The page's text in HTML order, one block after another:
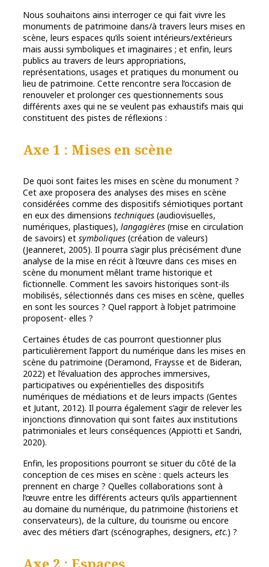
Nous souhaitons ainsi interroger ce qui fait vivre les
monuments de patrimoine dans/à travers leurs mises en
scène, leurs espaces qu’ils soient intérieurs/extérieurs
mais aussi symboliques et imaginaires ; et enfin, leurs
publics au travers de leurs appropriations,
représentations, usages et pratiques du monument ou
lieu de patrimoine. Cette rencontre sera l’occasion de
renouveler et prolonger ces questionnements sous
différents axes qui ne se veulent pas exhaustifs mais qui
constituent des pistes de réflexions :
Axe 1 : Mises en scène
De quoi sont faites les mises en scène du monument ?
Cet axe proposera des analyses des mises en scène
considérées comme des dispositifs sémiotiques portant
en eux des dimensions techniques (audiovisuelles,
numériques, plastiques), langagières (mise en circulation
de savoirs) et symboliques (création de valeurs)
(Jeanneret, 2005). Il pourra s’agir plus précisément d’une
analyse de la mise en récit à l’œuvre dans ces mises en
scène du monument mêlant trame historique et
fictionnelle. Comment les savoirs historiques sont-ils
mobilisés, sélectionnés dans ces mises en scène, quelles
en sont les sources ? Quel rapport à l’objet patrimoine
proposent- elles ?
Certaines études de cas pourront questionner plus
particulièrement l’apport du numérique dans les mises en
scène du patrimoine (Deramond, Fraysse et de Bideran,
2022) et l’évaluation des approches immersives,
participatives ou expérientielles des dispositifs
numériques de médiations et de leurs impacts (Gentes
et Jutant, 2012). Il pourra également s’agir de relever les
injonctions d’innovation qui sont faites aux institutions
patrimoniales et leurs conséquences (Appiotti et Sandri,
2020).
Enfin, les propositions pourront se situer du côté de la
conception de ces mises en scène : quels acteurs les
prennent en charge ? Quelles collaborations sont à
l’œuvre entre les différents acteurs qu’ils appartiennent
au domaine du numérique, du patrimoine (historiens et
conservateurs), de la culture, du tourisme ou encore
avec des métiers d’art (scénographes, designers, etc.) ?
Axe 2 : Espaces